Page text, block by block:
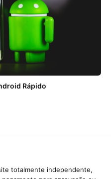
Rápido
totalmente independente,